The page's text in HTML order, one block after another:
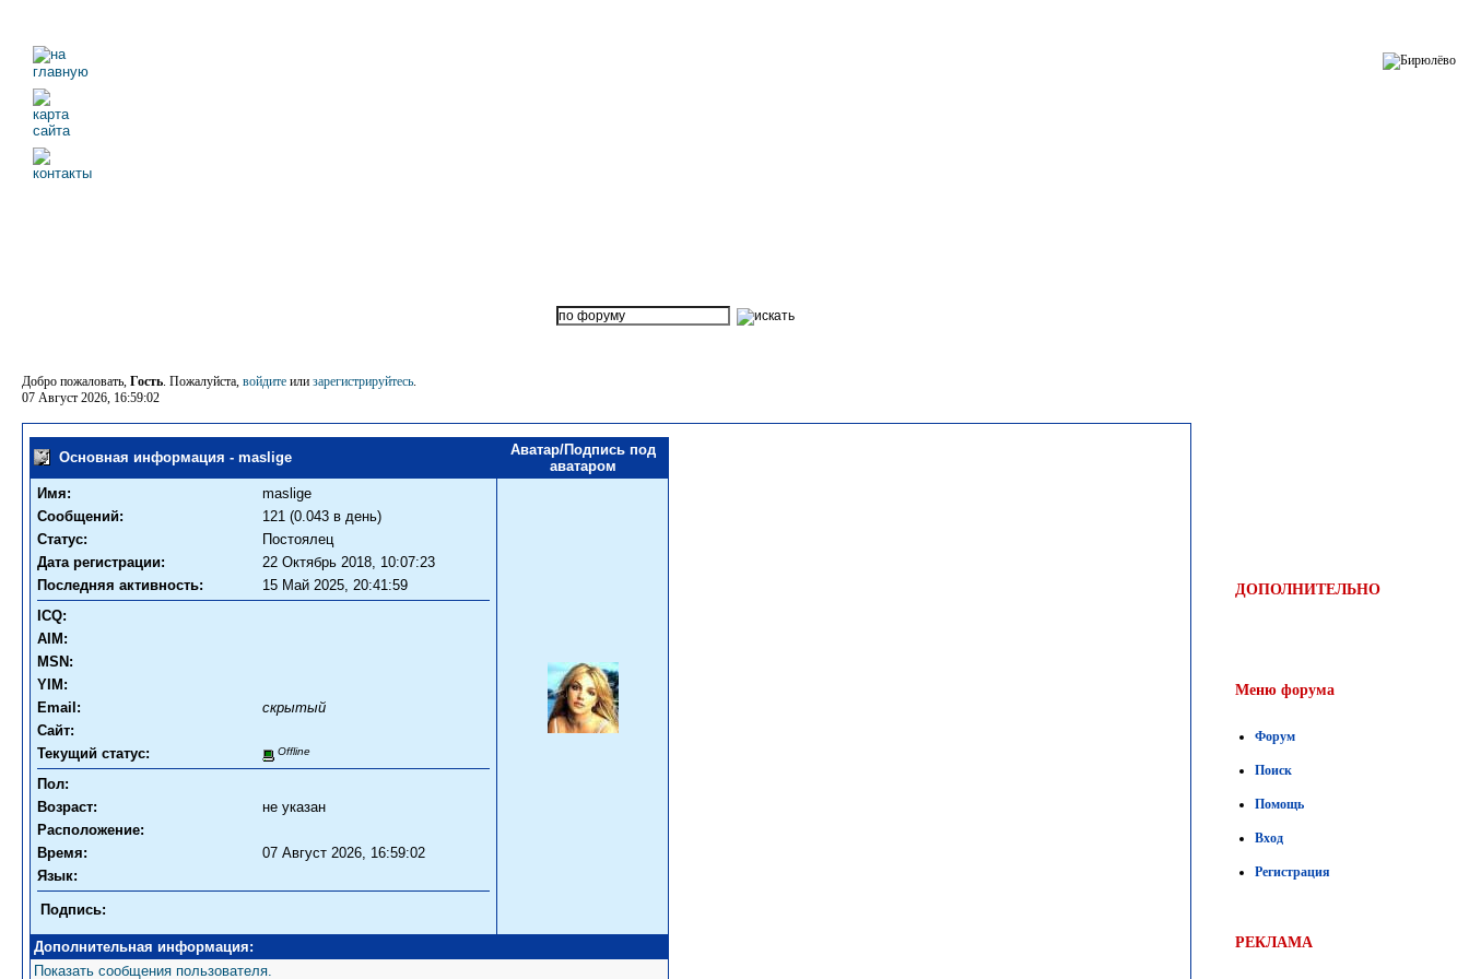
Добро пожаловать, Гость. Пожалуйста, войдите или зарегистрируйтесь.
07 Август 2026, 16:59:02
Основная информация - maslige
Аватар/Подпись под
аватаром
Имя:
maslige
Сообщений:
121 (0.043 в день)
Статус:
Постоялец
Дата регистрации:
22 Октябрь 2018, 10:07:23
Последняя активность:
15 Май 2025, 20:41:59
ICQ:
AIM:
MSN:
YIM:
Email:
скрытый
Сайт:
Текущий статус:
Offline
Пол:
Возраст:
не указан
Расположение:
Время:
07 Август 2026, 16:59:02
Язык:
Подпись:
Дополнительная информация:
Показать сообщения пользователя.
ДОПОЛНИТЕЛЬНО
Меню форума
Форум
Поиск
Помощь
Вход
Регистрация
РЕКЛАМА